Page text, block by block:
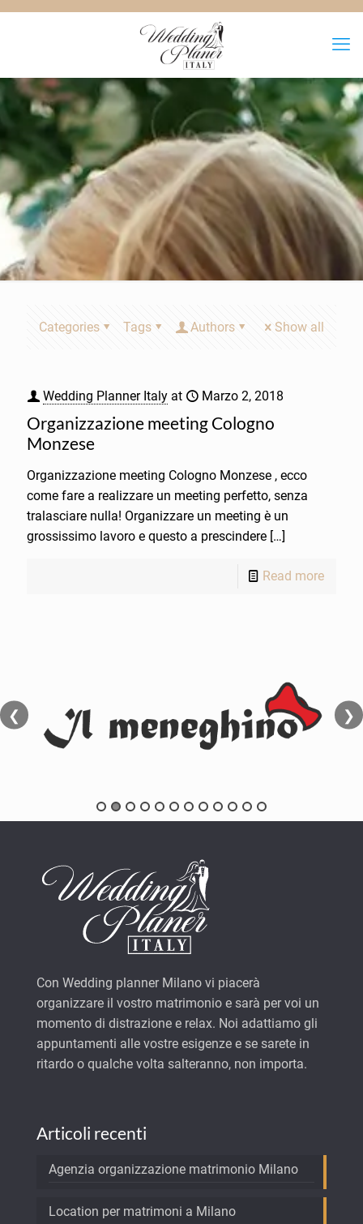
Categories Tags Authors Show all
Wedding Planner Italy at Marzo 2, 2018
Organizzazione meeting Cologno
Monzese
Organizzazione meeting Cologno Monzese , ecco
come fare a realizzare un meeting perfetto, senza
tralasciare nulla! Organizzare un meeting è un
grossissimo lavoro e questo a prescindere […]
Read more
❮ ❯
Con Wedding planner Milano vi piacerà
organizzare il vostro matrimonio e sarà per voi un
momento di distrazione e relax. Noi adattiamo gli
appuntamenti alle vostre esigenze e se sarete in
ritardo o qualche volta salteranno, non importa.
Articoli recenti
Agenzia organizzazione matrimonio Milano
Location per matrimoni a Milano